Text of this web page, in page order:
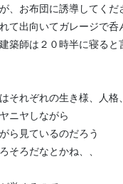
、お布団に誘導してくだ
て出向いてガレージで呑
築師は２０時半に寝ると
それぞれの生き様、人格
ニヤしながら
ら見ているのだろう
そろだなとかね、、